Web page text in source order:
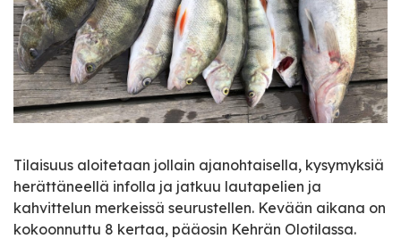
Tilaisuus aloitetaan jollain ajanohtaisella, kysymyksiä
herättäneellä infolla ja jatkuu lautapelien ja
kahvittelun merkeissä seurustellen. Kevään aikana on
kokoonnuttu 8 kertaa, pääosin Kehrän Olotilassa.